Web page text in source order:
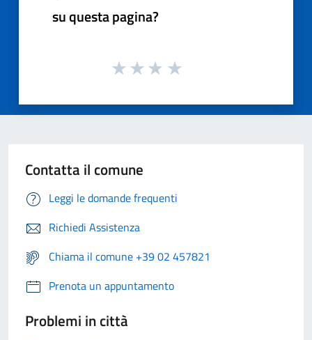
su questa pagina?
Contatta il comune
Leggi le domande frequenti
Richiedi Assistenza
Chiama il comune +39 02 457821
Prenota un appuntamento
Problemi in città